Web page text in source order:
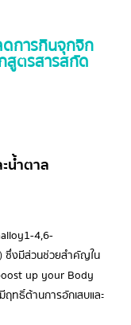
การกินจุกจิก
สูตรสารสกัด
น้ำตาล
4,6-
ซึ่งมีส่วนช่วยสำคัญใน
up your Body
ทธิ์ต้านการอักเสบและ